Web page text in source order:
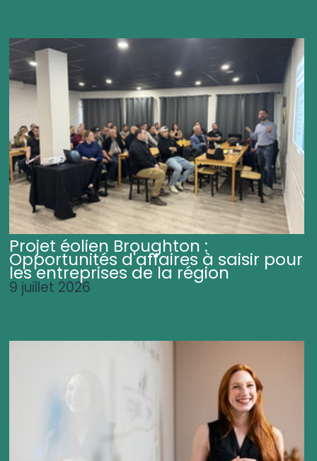
Projet éolien Broughton :
Opportunités d'affaires à saisir pour
les entreprises de la région
9 juillet 2026